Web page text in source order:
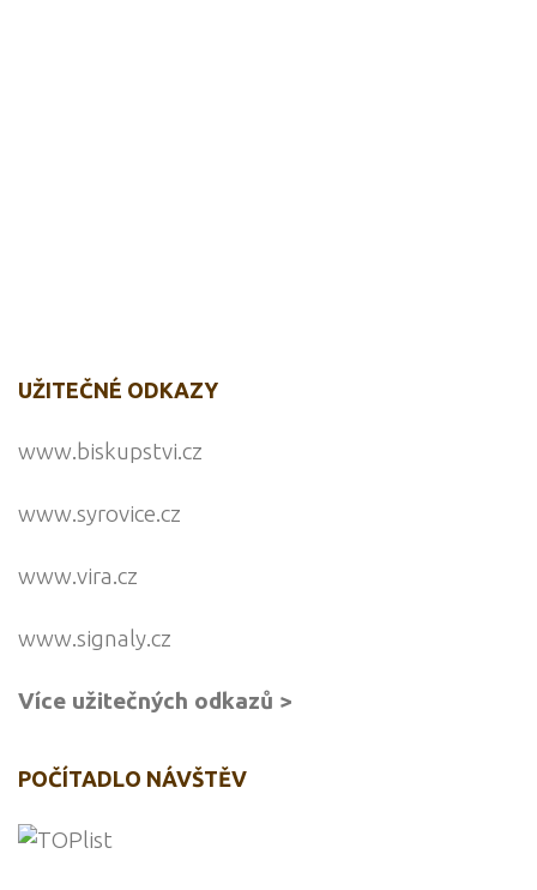
UŽITEČNÉ ODKAZY
www.biskupstvi.cz
www.syrovice.cz
www.vira.cz
www.signaly.cz
Více užitečných odkazů >
POČÍTADLO NÁVŠTĚV